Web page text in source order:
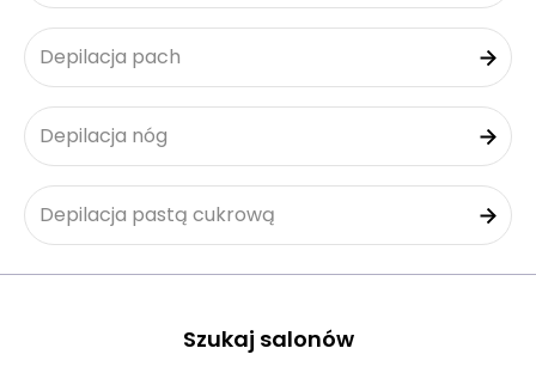
Depilacja pach
Depilacja nóg
Depilacja pastą cukrową
Szukaj salonów